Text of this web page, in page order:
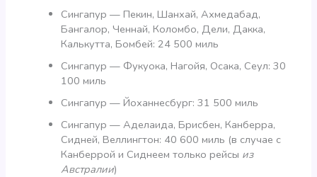
Сингапур — Пекин, Шанхай, Ахмедабад,
Бангалор, Ченнай, Коломбо, Дели, Дакка,
Калькутта, Бомбей: 24 500 миль
Сингапур — Фукуока, Нагойя, Осака, Сеул: 30
100 миль
Сингапур — Йоханнесбург: 31 500 миль
Сингапур — Аделаида, Брисбен, Канберра,
Сидней, Веллингтон: 40 600 миль (в случае с
Канберрой и Сиднеем только рейсы из
Австралии)